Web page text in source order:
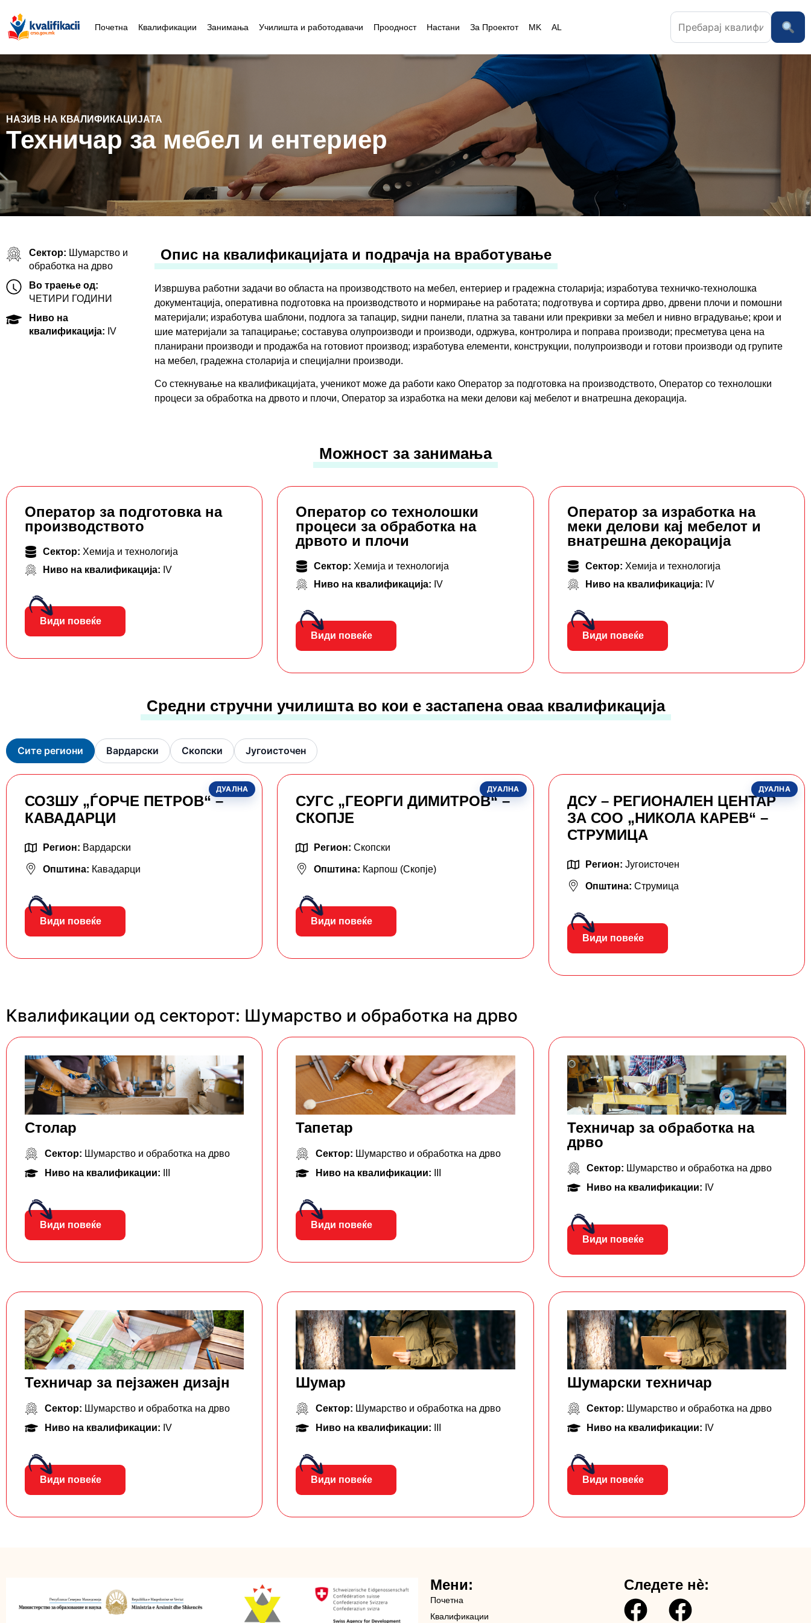
Почетна Квалификации Занимања Училишта и работодавачи Проодност Настани За Проектот MK AL
НАЗИВ НА КВАЛИФИКАЦИЈАТА
Техничар за мебел и ентериер
Сектор: Шумарство и
обработка на дрво
Во траење од:
ЧЕТИРИ ГОДИНИ
Ниво на
квалификација: IV
Oпис на квалификацијата и подрачја на вработување
Извршува работни задачи во областа на производството на мебел, ентериер и градежна столарија; изработува техничко-технолошка
документација, оперативна подготовка на производството и нормирање на работата; подготвува и сортира дрво, дрвени плочи и помошни
материјали; изработува шаблони, подлога за тапацир, ѕидни панели, платна за тавани или прекривки за мебел и нивно вградување; крои и
шие материјали за тапацирање; составува олупроизводи и производи, одржува, контролира и поправа производи; пресметува цена на
планирани производи и продажба на готовиот производ; изработува елементи, конструкции, полупроизводи и готови производи од групите
на мебел, градежна столарија и специјални производи.
Со стекнување на квалификацијата, ученикот може да работи како Оператор за подготовка на производството, Оператор со технолошки
процеси за обработка на дрвото и плочи, Оператор за изработка на меки делови кај мебелот и внатрешна декорација.
Можност за занимања
Оператор за подготовка на
производството
Сектор: Хемија и технологија
Ниво на квалификација: IV
Види повеќе
Оператор со технолошки
процеси за обработка на
дрвото и плочи
Сектор: Хемија и технологија
Ниво на квалификација: IV
Види повеќе
Оператор за изработка на
меки делови кај мебелот и
внатрешна декорација
Сектор: Хемија и технологија
Ниво на квалификација: IV
Види повеќе
Средни стручни училишта во кои е застапена оваа квалификација
Сите региони Вардарски Скопски Југоисточен
ДУАЛНА
СОЗШУ „ЃОРЧЕ ПЕТРОВ“ –
КАВАДАРЦИ
Регион: Вардарски
Општина: Кавадарци
Види повеќе
ДУАЛНА
СУГС „ГЕОРГИ ДИМИТРОВ“ –
СКОПЈЕ
Регион:Скопски
Општина: Карпош (Скопје)
Види повеќе
ДУАЛНА
ДСУ – РЕГИОНАЛЕН ЦЕНТАР
ЗА СОО „НИКОЛА КАРЕВ“ –
СТРУМИЦА
Регион: Југоисточен
Општина: Струмица
Види повеќе
Квалификации од секторот: Шумарство и обработка на дрво
Столар
Сектор: Шумарство и обработка на дрво
Ниво на квалификации:
Види повеќе
Тапетар
Сектор: Шумарство и обработка на дрво
Ниво на квалификации:
Види повеќе
Техничар за обработка на
дрво
Сектор: Шумарство и обработка на дрво
Ниво на квалификации: IV
Види повеќе
Техничар за пејзажен дизајн
Сектор: Шумарство и обработка на дрво
Ниво на квалификации: IV
Види повеќе
Шумар
Сектор: Шумарство и обработка на дрво
Ниво на квалификации:
Види повеќе
Шумарски техничар
Сектор: Шумарство и обработка на дрво
Ниво на квалификации: IV
Види повеќе
Мени:
Почетна
Квалификации
Следете нè: